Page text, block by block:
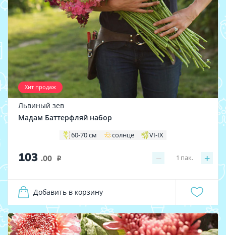
Хит продаж
Львиный зев
Мадам Баттерфляй набор
60-70 см солнце VI-IX
103 .00 i − +
1 пак.
Добавить в корзину